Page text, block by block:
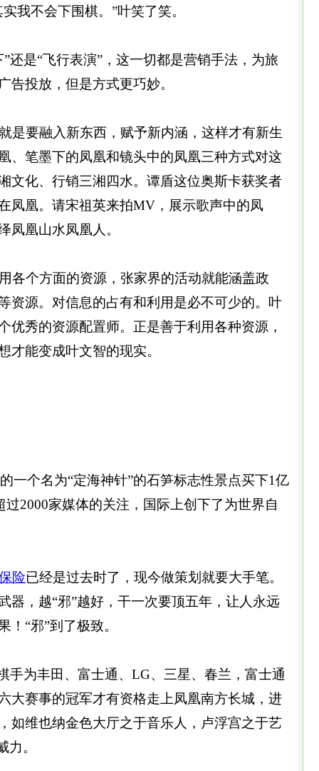
我不会下围棋。”叶笑了笑。
是“飞行表演”，这一切都是营销手法，为旅
告投放，但是方式更巧妙。
要融入新东西，赋予新内涵，这样才有新生
、笔墨下的凤凰和镜头中的凤凰三种方式对这
文化、行销三湘四水。谭盾这位奥斯卡获奖者
凤凰。请宋祖英来拍MV，展示歌声中的凤
凤凰山水凤凰人。
个方面的资源，张家界的活动就能涵盖政
资源。对信息的占有和利用是必不可少的。叶
优秀的资源配置师。正是善于利用各种资源，
才能变成叶文智的现实。
一个名为“定海神针”的石笋标志性景点买下1亿
过2000家媒体的关注，国际上创下了为世界自
险已经是过去时了，现今做策划就要大手笔。
器，越“邪”越好，干一次要顶五年，让人永远
“邪”到了极致。
为丰田、富士通、LG、三星、春兰，富士通
大赛事的冠军才有资格走上凤凰南方长城，进
如维也纳金色大厅之于音乐人，卢浮宫之于艺
力。